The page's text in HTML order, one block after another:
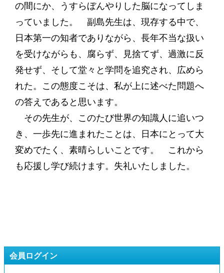
の間にか、うすらぼんやりした脳になってしま
っていました。 副島先生は、現存する中で、
日本第一の知者でありながら、長年不当な扱い
を受けながらも、腐らず、見捨てず、過激に反
発せず、そして堂々と学問を追究され、広めら
れた。この態度こそは、私が上に述べた問題へ
の答えであると思います。
その先生が、このたび世界の知識人に追いつ
き、一歩先に進まれたことは、日本にとって大
変めでたく、素晴らしいことです。 これから
も応援し学び続けます。失礼いたしました。
会員ログイン